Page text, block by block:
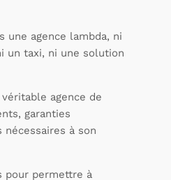
une agence lambda, ni
un taxi, ni une solution
agence de
garanties
nécessaires à son
pour permettre à